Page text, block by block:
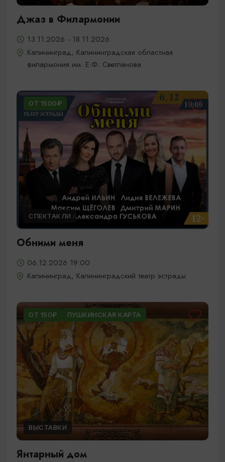
Джаз в Филармонии
13.11.2026 - 18.11.2026
Калининград, Калининградская областная
филармония им. Е.Ф. Светланова
ОТ 1500₽
СПЕКТАКЛИ
Обними меня
06.12.2026 19:00
Калининград, Калининградский театр эстрады
ОТ 150₽ ПУШКИНСКАЯ КАРТА
ВЫСТАВКИ
Янтарный дом